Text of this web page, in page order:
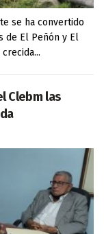
se ha convertido
de El Peñón y El
Clebm las